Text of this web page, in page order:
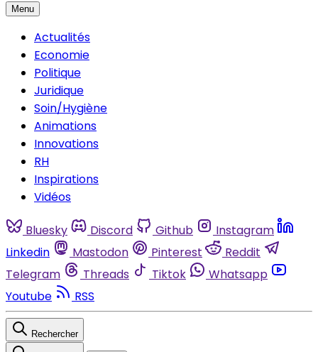
Menu
Actualités
Economie
Politique
Juridique
Soin/Hygiène
Animations
Innovations
RH
Inspirations
Vidéos
Bluesky Discord Github
Instagram
Linkedin
Mastodon Pinterest
Reddit
Telegram
Threads Tiktok
Whatsapp
Youtube
RSS
Rechercher